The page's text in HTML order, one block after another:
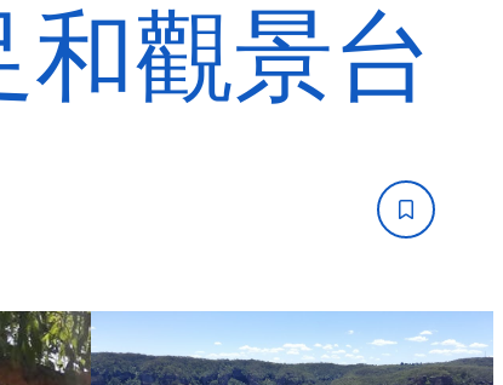
和觀景台